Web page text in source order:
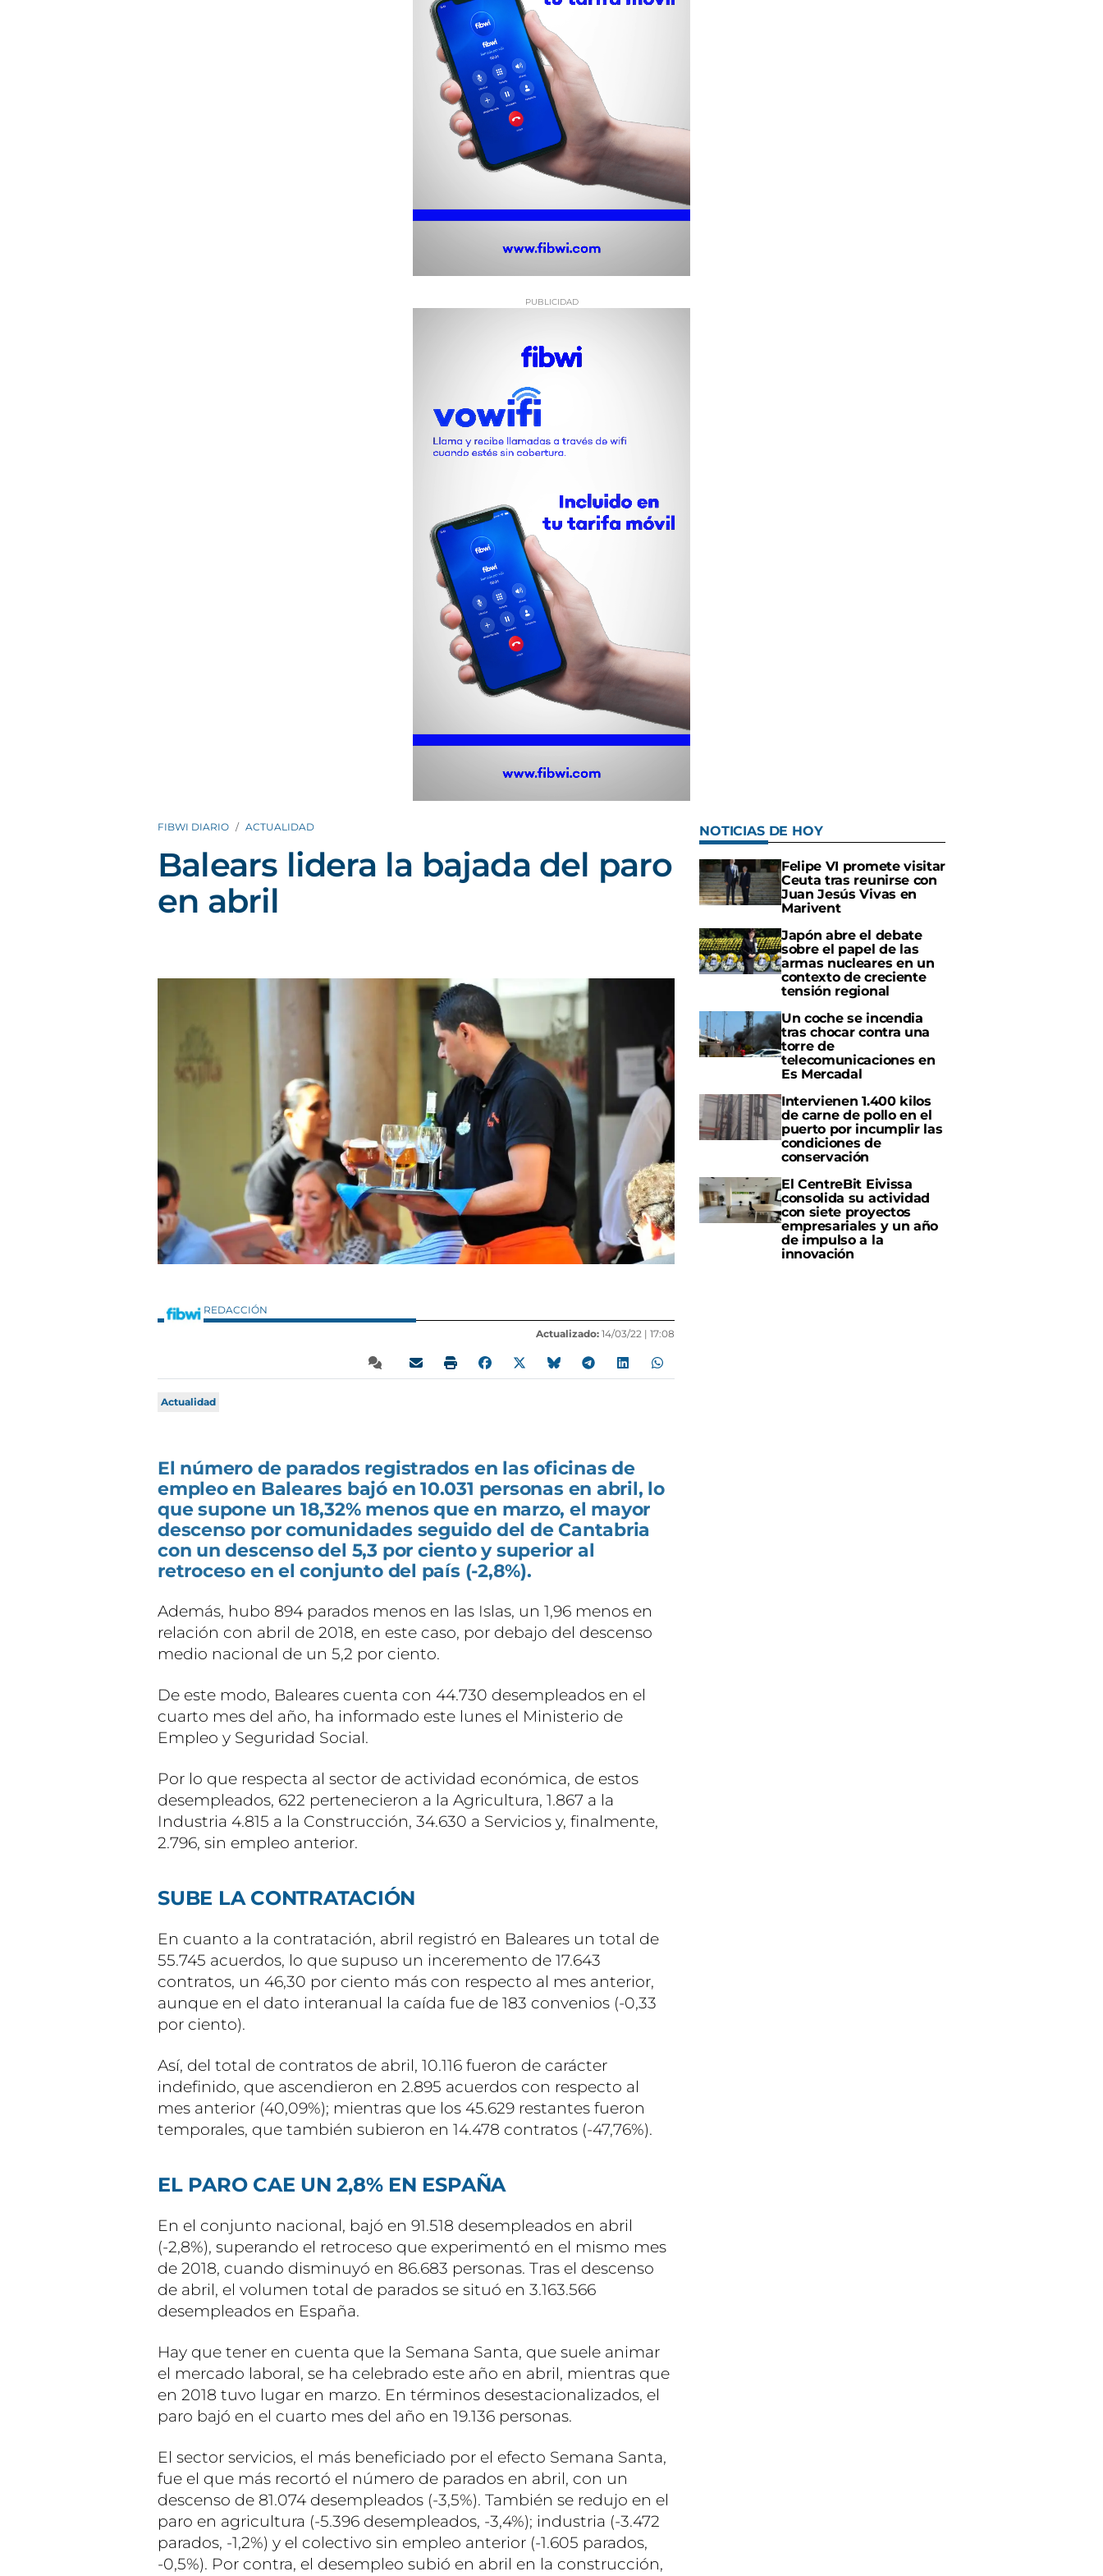
FIBWI DIARIO ACTUALIDAD
Balears lidera la bajada del paro
en abril
REDACCIÓN
Actualizado: 14/03/22 | 17:08
Actualidad
El número de parados registrados en las oficinas de
empleo en Baleares bajó en 10.031 personas en abril, lo
que supone un 18,32% menos que en marzo, el mayor
descenso por comunidades seguido del de Cantabria
con un descenso del 5,3 por ciento y superior al
retroceso en el conjunto del país (-2,8%).
Además, hubo 894 parados menos en las Islas, un 1,96 menos en
relación con abril de 2018, en este caso, por debajo del descenso
medio nacional de un 5,2 por ciento.
De este modo, Baleares cuenta con 44.730 desempleados en el
cuarto mes del año, ha informado este lunes el Ministerio de
Empleo y Seguridad Social.
Por lo que respecta al sector de actividad económica, de estos
desempleados, 622 pertenecieron a la Agricultura, 1.867 a la
Industria 4.815 a la Construcción, 34.630 a Servicios y, finalmente,
2.796, sin empleo anterior.
SUBE LA CONTRATACIÓN
En cuanto a la contratación, abril registró en Baleares un total de
55.745 acuerdos, lo que supuso un inceremento de 17.643
contratos, un 46,30 por ciento más con respecto al mes anterior,
aunque en el dato interanual la caída fue de 183 convenios (-0,33
por ciento).
Así, del total de contratos de abril, 10.116 fueron de carácter
indefinido, que ascendieron en 2.895 acuerdos con respecto al
mes anterior (40,09%); mientras que los 45.629 restantes fueron
temporales, que también subieron en 14.478 contratos (-47,76%).
EL PARO CAE UN 2,8% EN ESPAÑA
En el conjunto nacional, bajó en 91.518 desempleados en abril
(-2,8%), superando el retroceso que experimentó en el mismo mes
de 2018, cuando disminuyó en 86.683 personas. Tras el descenso
de abril, el volumen total de parados se situó en 3.163.566
desempleados en España.
Hay que tener en cuenta que la Semana Santa, que suele animar
el mercado laboral, se ha celebrado este año en abril, mientras que
en 2018 tuvo lugar en marzo. En términos desestacionalizados, el
paro bajó en el cuarto mes del año en 19.136 personas.
El sector servicios, el más beneficiado por el efecto Semana Santa,
fue el que más recortó el número de parados en abril, con un
descenso de 81.074 desempleados (-3,5%). También se redujo en el
paro en agricultura (-5.396 desempleados, -3,4%); industria (-3.472
parados, -1,2%) y el colectivo sin empleo anterior (-1.605 parados,
-0,5%). Por contra, el desempleo subió en abril en la construcción,
NOTICIAS DE HOY
Felipe VI promete visitar
Ceuta tras reunirse con
Juan Jesús Vivas en
Marivent
Japón abre el debate
sobre el papel de las
armas nucleares en un
contexto de creciente
tensión regional
Un coche se incendia
tras chocar contra una
torre de
telecomunicaciones en
Es Mercadal
Intervienen 1.400 kilos
de carne de pollo en el
puerto por incumplir las
condiciones de
conservación
El CentreBit Eivissa
consolida su actividad
con siete proyectos
empresariales y un año
de impulso a la
innovación